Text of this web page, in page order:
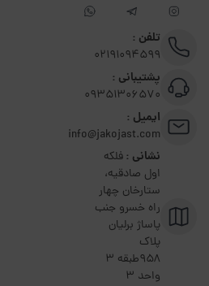
تلفن :
02191094599
پشتیبانی :
09351306570
ایمیل :
info@jakojast.com
نشانی :فلکه
اول صادقیه،
ستارخان چهار
راه خسرو جنب
پاساژ برلیان
پلاک
۹۵۸طبقه 3
واحد 3